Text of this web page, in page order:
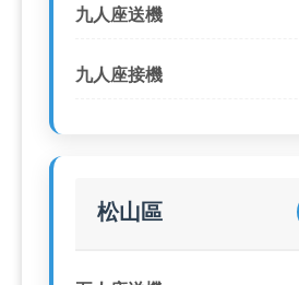
九人座送機
九人座接機
松山區